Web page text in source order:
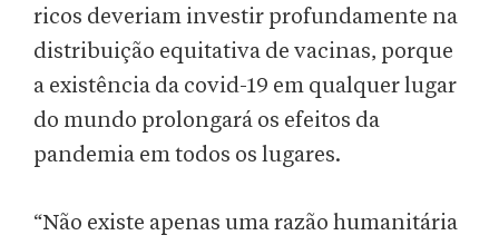
ricos deveriam investir profundamente na
distribuição equitativa de vacinas, porque
a existência da covid-19 em qualquer lugar
do mundo prolongará os efeitos da
pandemia em todos os lugares.
“Não existe apenas uma razão humanitária